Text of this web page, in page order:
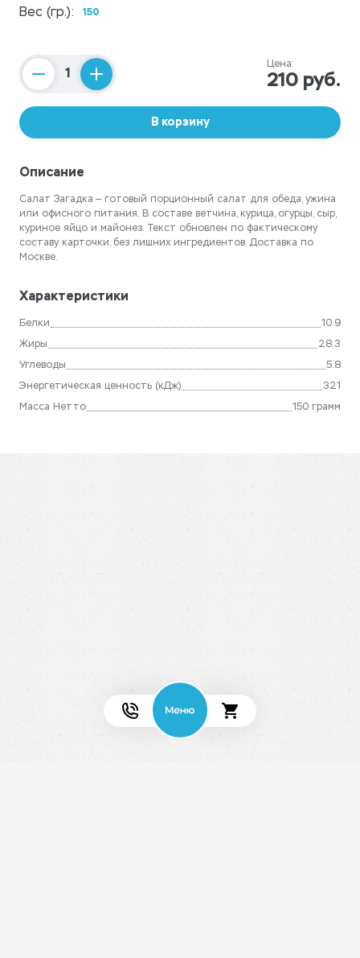
Вес (гр.): 150
Counter
Цена:
210 руб.
В корзину
Описание
Салат Загадка — готовый порционный салат для обеда, ужина
или офисного питания. В составе ветчина, курица, огурцы, сыр,
куриное яйцо и майонез. Текст обновлен по фактическому
составу карточки, без лишних ингредиентов. Доставка по
Москве.
Характеристики
Белки 10.9
Жиры 28.3
Углеводы 5.8
Энергетическая ценность (кДж) 321
Масса Нетто 150 грамм